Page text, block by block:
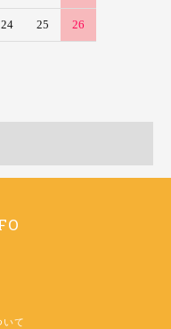
24 25 26
いて